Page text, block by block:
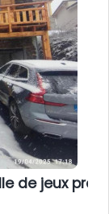
de jeux